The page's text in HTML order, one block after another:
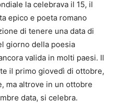
la celebrava il 15, il
epico e poeta romano
di tenere una data di
giorno della poesia
valida in molti paesi. Il
il primo giovedì di ottobre,
ma altrove in un ottobre
data, si celebra.